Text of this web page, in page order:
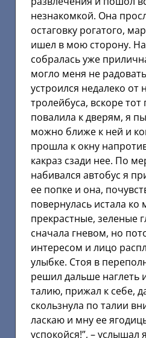
незнакомкой. Она
остаговку рогатого,
ишел в мою сторону.
собралась уже
могло меня не
устроился недалеко от
тролейбуса, вскоре
повалила к дверям, я
можно ближе к ней и
прошла к окну
какраз сзади нее. По
набивался автобус я
ее попке и она,
повернулась истала
прекрастные, зеленые
сначала гневом, но
интересом и лицо
улыбке. Стоя в
решил дальше наглеть
талию, прижал к себе,
скользнула по талии
ласкаю и мну ее
успокойся!”, – услышал